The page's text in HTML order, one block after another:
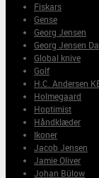
Fiskars
Gense
Georg Jensen
Georg Jensen
Global knive
Golf
H.C. Andersen
Holmegaard
Hoptimist
Håndklæder
Ikoner
Jacob Jensen
Jamie Oliver
Johan Bülow